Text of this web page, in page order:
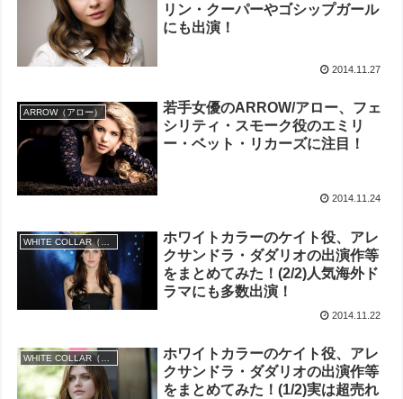
リン・クーパーやゴシップガール
にも出演！
2014.11.27
ARROW（アロー）
若手女優のARROW/アロー、フェ
シリティ・スモーク役のエミリ
ー・ベット・リカーズに注目！
2014.11.24
ホワイトカラーのケイト役、アレ
クサンドラ・ダダリオの出演作等
をまとめてみた！(2/2)人気海外ド
ラマにも多数出演！
2014.11.22
WHITE COLLAR（ホワイトカラー）
ホワイトカラーのケイト役、アレ
クサンドラ・ダダリオの出演作等
をまとめてみた！(1/2)実は超売れ